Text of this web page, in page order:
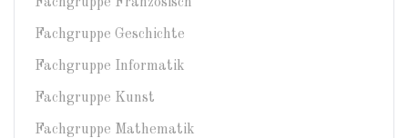
Fachgruppe Geschichte
Fachgruppe Informatik
Fachgruppe Kunst
Fachgruppe Mathematik